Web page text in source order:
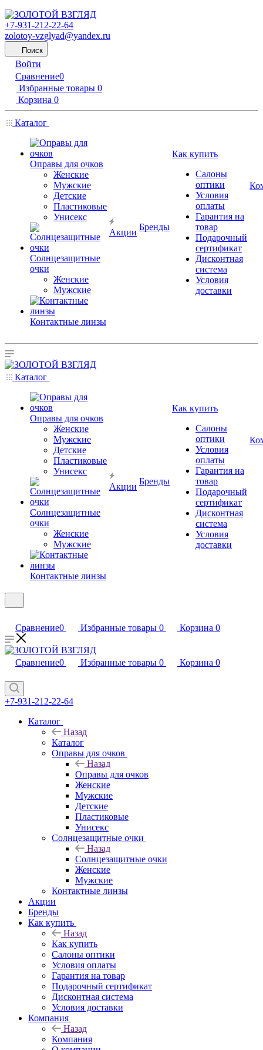
+7-931-212-22-64
zolotoy-vzglyad@yandex.ru
Поиск
Войти
Сравнение0
Избранные товары 0
Корзина 0
Каталог
Оправы для очков
Женские
Мужские
Детские
Пластиковые
Унисекс
Солнцезащитные
очки
Женские
Мужские
Контактные линзы
Акции
Бренды
Как купить
Салоны
оптики
Условия
оплаты
Гарантия на
товар
Подарочный
сертификат
Дисконтная
система
Условия
доставки
Каталог
Оправы для очков
Женские
Мужские
Детские
Пластиковые
Унисекс
Солнцезащитные
очки
Женские
Мужские
Контактные линзы
Акции
Бренды
Как купить
Салоны
оптики
Условия
оплаты
Гарантия на
товар
Подарочный
сертификат
Дисконтная
система
Условия
доставки
Сравнение0 Избранные товары 0 Корзина 0
Сравнение0 Избранные товары 0 Корзина 0
+7-931-212-22-64
Каталог
Назад
Каталог
Оправы для очков
Назад
Оправы для очков
Женские
Мужские
Детские
Пластиковые
Унисекс
Солнцезащитные очки
Назад
Солнцезащитные очки
Женские
Мужские
Контактные линзы
Акции
Бренды
Как купить
Назад
Как купить
Салоны оптики
Условия оплаты
Гарантия на товар
Подарочный сертификат
Дисконтная система
Условия доставки
Компания
Назад
Компания